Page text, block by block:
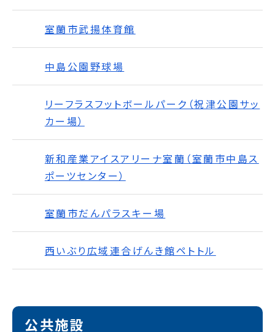
室蘭市武揚体育館
中島公園野球場
リーフラスフットボールパーク（祝津公園サッ
カー場）
新和産業アイスアリーナ室蘭（室蘭市中島ス
ポーツセンター）
室蘭市だんパラスキー場
西いぶり広域連合げんき館ペトトル
公共施設